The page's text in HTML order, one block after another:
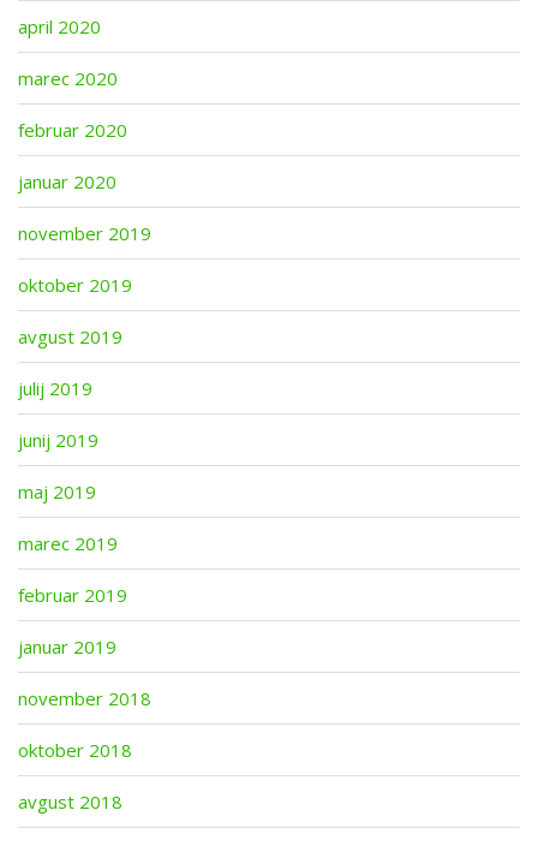
april 2020
marec 2020
februar 2020
januar 2020
november 2019
oktober 2019
avgust 2019
julij 2019
junij 2019
maj 2019
marec 2019
februar 2019
januar 2019
november 2018
oktober 2018
avgust 2018